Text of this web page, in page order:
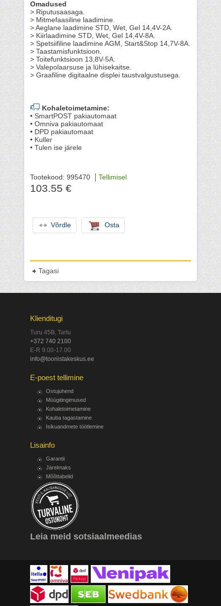
Omadused
> Riputusaasaga.
> Mitmefaasiline laadimine.
> Aeglane laadimine STD, Wet, Gel 14,4V-2A.
> Kiirlaadimine STD, Wet, Gel 14,4V-8A.
> Spetsiifiline laadimine AGM, Start&Stop 14,7V-8A.
> Taastamisfunktsioon.
> Toitefunktsioon 13,8V-5A.
> Valepolaarsuse ja lühisekaitse.
> Graafiline digitaalne displei taustvalgustusega.
Kohaletoimetamine:
• SmartPOST pakiautomaat
• Omniva pakiautomaat
• DPD pakiautomaat
• Kuller
• Tulen ise järele
Tootekood: 995470 Tellimisel
103.55 €
Võrdle Osta
Tagasi
Klienditugi
Turu 45B, Tartu
+372 740 2100
E-R 9.00-17.00
info@tooriistakeskus.ee
E-poest tellimine
Ostujuhend
Müügitingimused
Kohaletoimetamine
Kauba tagastamine
Isikuandmete töötlemine
Lisainfo
Garantii
Järelmaks
Mõõttabelid
Leia meid sotsiaalmeedias